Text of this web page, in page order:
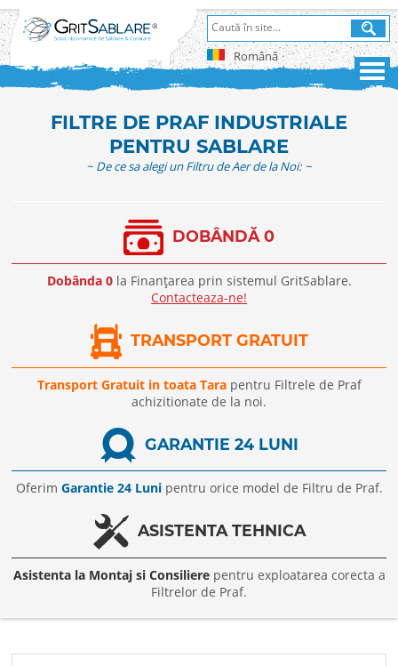
Română
FILTRE DE PRAF INDUSTRIALE
PENTRU SABLARE
~ De ce sa alegi un Filtru de Aer de la Noi: ~
DOBÂNDĂ 0
Dobânda 0la Finanțarea prin sistemul GritSablare.
Contacteaza-ne!
TRANSPORT GRATUIT
Transport Gratuit in toata Tarapentru Filtrele de Praf
achizitionate de la noi.
GARANTIE 24 LUNI
Oferim Garantie 24 Lunipentru orice model de Filtru de Praf.
ASISTENTA TEHNICA
Asistenta la Montaj si Consilierepentru exploatarea corecta a
Filtrelor de Praf.